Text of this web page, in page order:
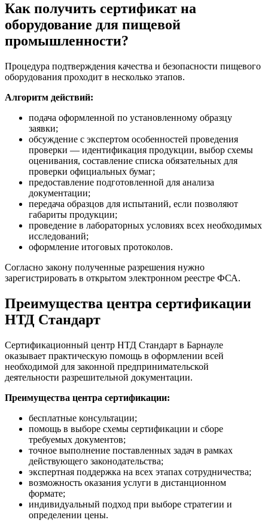
Как получить сертификат на
оборудование для пищевой
промышленности?
Процедура подтверждения качества и безопасности пищевого
оборудования проходит в несколько этапов.
Алгоритм действий:
подача оформленной по установленному образцу
заявки;
обсуждение с экспертом особенностей проведения
проверки — идентификация продукции, выбор схемы
оценивания, составление списка обязательных для
проверки официальных бумаг;
предоставление подготовленной для анализа
документации;
передача образцов для испытаний, если позволяют
габариты продукции;
проведение в лабораторных условиях всех необходимых
исследований;
оформление итоговых протоколов.
Согласно закону полученные разрешения нужно
зарегистрировать в открытом электронном реестре ФСА.
Преимущества центра сертификации
НТД Стандарт
Сертификационный центр НТД Стандарт в Барнауле
оказывает практическую помощь в оформлении всей
необходимой для законной предпринимательской
деятельности разрешительной документации.
Преимущества центра сертификации:
бесплатные консультации;
помощь в выборе схемы сертификации и сборе
требуемых документов;
точное выполнение поставленных задач в рамках
действующего законодательства;
экспертная поддержка на всех этапах сотрудничества;
возможность оказания услуги в дистанционном
формате;
индивидуальный подход при выборе стратегии и
определении цены.